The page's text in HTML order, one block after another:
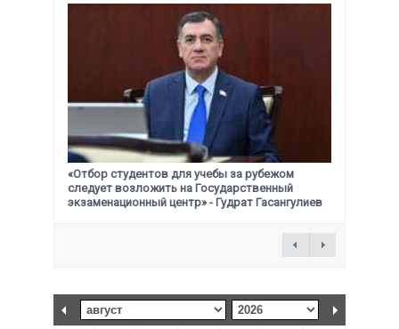
«Отбор студентов для учебы за рубежом
следует возложить на Государственный
экзаменационный центр» - Гудрат Гасангулиев